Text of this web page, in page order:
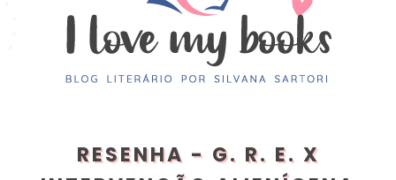
RESENHA - G. R. E. X